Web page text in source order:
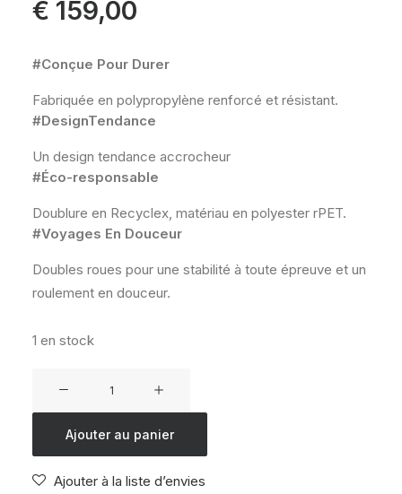
€ 159,00
#Conçue Pour Durer
Fabriquée en polypropylène renforcé et résistant.
#DesignTendance
Un design tendance accrocheur
#Éco-responsable
Doublure en Recyclex, matériau en polyester rPET.
#Voyages En Douceur
Doubles roues pour une stabilité à toute épreuve et un
roulement en douceur.
1 en stock
American
Air
Ajouter au panier
Ajouter à la liste d’envies